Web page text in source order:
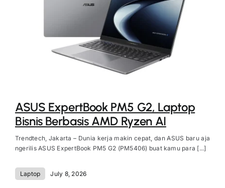
ASUS ExpertBook PM5 G2, Laptop
Bisnis Berbasis AMD Ryzen AI
Trendtech, Jakarta – Dunia kerja makin cepat, dan ASUS baru aja
ngerilis ASUS ExpertBook PM5 G2 (PM5406) buat kamu para [...]
Laptop July 8, 2026